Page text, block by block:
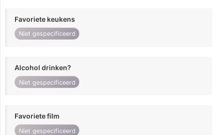
Favoriete keukens
Niet gespecificeerd
Alcohol drinken?
Niet gespecificeerd
Favoriete film
Niet gespecificeerd